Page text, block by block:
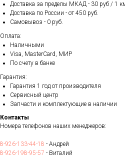
Доставка за пределы МКАД - 30 руб / 1
Доставка по России - от 450 руб.
Самовывоз - 0 руб.
Оплата:
Наличными
Visa, MasterCard, МИР
По счету в банке
Гарантия:
Гарантия 1 год от производителя
Сервисный центр
Запчасти и комплектующие в наличии
Контакты
Номера телефонов наших менеджеров:
8-926-133-44-18 - Андрей
8-926-198-95-57 - Виталий